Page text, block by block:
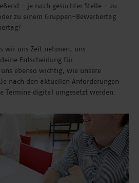
- je nach gesuchter Stelle - zu
zu einem Gruppen-Bewerbertag
wir uns Zeit nehmen, uns
Entscheidung für
ebenso wichtig, wie unsere
nach den aktuellen Anforderungen
Termine digital umgesetzt werden.